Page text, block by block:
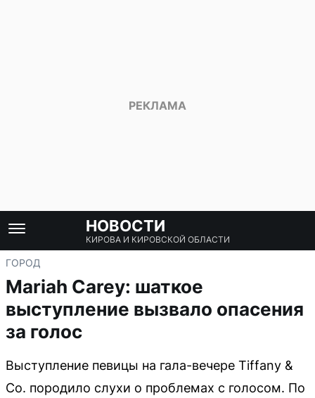
НОВОСТИ
КИРОВА И КИРОВСКОЙ ОБЛАСТИ
ГОРОД
Mariah Carey: шаткое
выступление вызвало опасения
за голос
Выступление певицы на гала-вечере Tiffany &
Co. породило слухи о проблемах с голосом. По